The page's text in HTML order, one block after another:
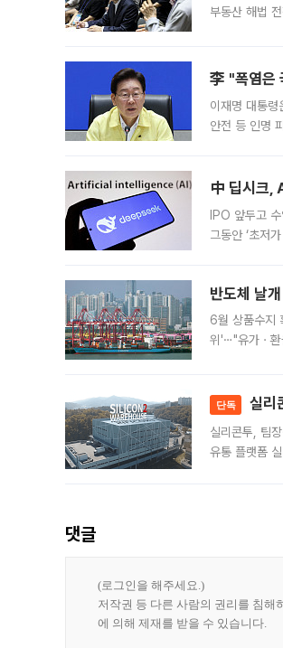
부동산 해법
李 "폭염은
이재명 대통
안전 등 인명
中 딥시크,
IPO 앞두고
그동안 ‘초저
반도체 날
6월 상품수지
위'⋯"유가ㆍ환
단독 실리
실리콘투, 팀
유통 플랫폼
댓글